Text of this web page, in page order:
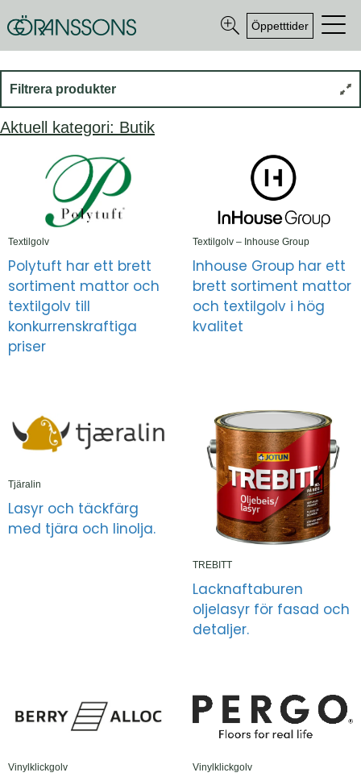
Öppetttider
Filtrera produkter
Aktuell kategori: Butik
Textilgolv
Polytuft har ett brett
sortiment mattor och
textilgolv till
konkurrenskraftiga
priser
Textilgolv – Inhouse Group
Inhouse Group har ett
brett sortiment mattor
och textilgolv i hög
kvalitet
Tjäralin
Lasyr och täckfärg
med tjära och linolja.
TREBITT
Lacknaftaburen
oljelasyr för fasad och
detaljer.
Vinylklickgolv Vinylklickgolv